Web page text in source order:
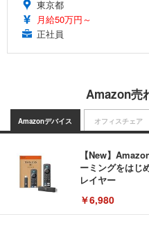
東京都
月給50万円～
正社員
Amazon売
Amazonデバイス
【New】
ーミングをはじ
レイヤー
￥6,980
オフィスチェア